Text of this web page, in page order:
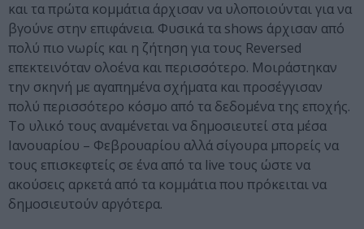
και τα πρώτα κομμάτια άρχισαν να υλοποιούνται για να
βγούνε στην επιφάνεια. Φυσικά τα shows άρχισαν από
πολύ πιο νωρίς και η ζήτηση για τους Reversed
επεκτεινόταν ολοένα και περισσότερο. Μοιράστηκαν
την σκηνή με αγαπημένα σχήματα και προσέγγισαν
πολύ περισσότερο κόσμο από τα δεδομένα της εποχής.
Το υλικό τους αναμένεται να δημοσιευτεί στα μέσα
Ιανουαρίου – Φεβρουαρίου αλλά σίγουρα μπορείς να
τους επισκεφτείς σε ένα από τα live τους ώστε να
ακούσεις αρκετά από τα κομμάτια που πρόκειται να
δημοσιευτούν αργότερα.